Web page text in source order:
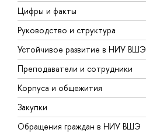
Цифры и факты
Руководство и структура
Устойчивое развитие в НИУ ВШЭ
Преподаватели и сотрудники
Корпуса и общежития
Закупки
Обращения граждан в НИУ ВШЭ